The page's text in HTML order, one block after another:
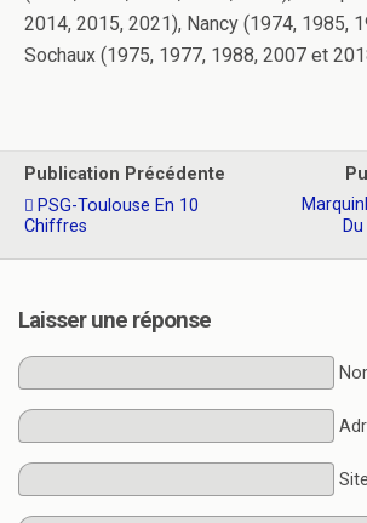
2014, 2015, 2021), Nancy (1974, 1985,
Sochaux (1975, 1977, 1988, 2007 et
Publication Précédente
PSG-Toulouse En 10
Chiffres
Laisser une réponse